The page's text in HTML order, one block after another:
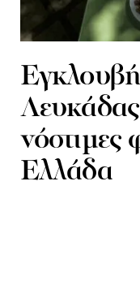
Λευκάδας
νόστιμες
Ελλάδα